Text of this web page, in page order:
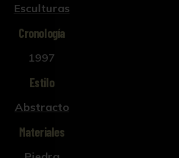
Esculturas
Cronología
1997
Estilo
Abstracto
Materiales